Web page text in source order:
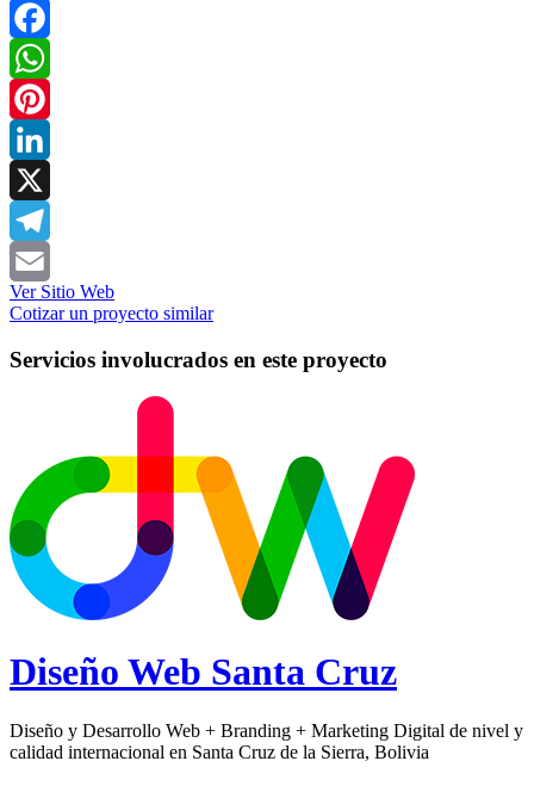
Facebook
WhatsApp
Pinterest
LinkedIn
X
Telegram
Email
Ver Sitio Web
Cotizar un proyecto similar
Servicios involucrados en este proyecto
Diseño Web Santa Cruz
Diseño y Desarrollo Web + Branding + Marketing Digital de nivel y
calidad internacional en Santa Cruz de la Sierra, Bolivia